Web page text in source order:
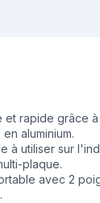
et rapide grâce
aluminium.
à utiliser sur
plaque.
avec 2